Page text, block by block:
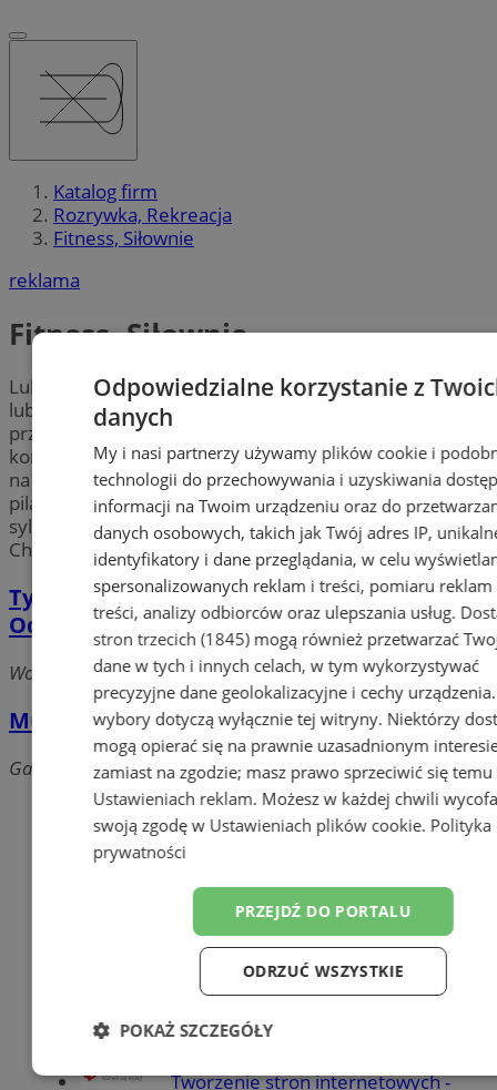
Katalog firm
Rozrywka, Rekreacja
Fitness, Siłownie
reklama
Fitness, Siłownie
Lubisz spędzać czas aktywnie? Szukasz dobrejsiłowni
lub
klubu fitnessw Chorzowie? Poniższa lista
przedstawia najlepsze miejsca, w których możesz
kontynuować swój trening siłowy, wykupić członkostwo
na siłownię lub zapisać się na zajęcia z zumby czy
pilatesu. Niezależnie od tego czy chcesz zadbać o dobrą
sylwetkę, czy trening to twoje hobby w mieście
Chorzów na pewno znajdziesz miejsce dla siebie.
Tytan - Śląskie Centrum Sprzedaży
Odżywek
Wolności, 41-500 Chorzów
Multi Fitness Club
Gałeczki, 41-500 Chorzów
Dodaj firmę
Pozostałe firmy w kategorii
Meble na wymiar
Jak wyrobić książeczkę
Części samochodowe do -70%
Tworzenie stron internetowych -
Odpowiedzialne korzystanie z
danych
My i nasi partnerzy używamy plików cookie i
technologii do przechowywania i uzyskiwania
informacji na Twoim urządzeniu oraz do
danych osobowych, takich jak Twój adres IP,
identyfikatory i dane przeglądania, w celu
spersonalizowanych reklam i treści, pomiaru reklam
treści, analizy odbiorców oraz ulepszania usług.
stron trzecich (1845)mogą również przetwarzać
dane w tych i innych celach, w tym wykorzystywać
precyzyjne dane geolokalizacyjne i cechy
wybory dotyczą wyłącznie tej witryny. Niektórzy
mogą opierać się na prawnie uzasadnionym
zamiast na zgodzie; masz prawo sprzeciwić się temu
Ustawieniach reklam. Możesz w każdej chwili
swoją zgodę w Ustawieniach plików cookie. Polityka
prywatności
PRZEJDŹ DO PORTALU
ODRZUĆ WSZYSTKIE
POKAŻ SZCZEGÓŁY
Niezbędne Wydajność